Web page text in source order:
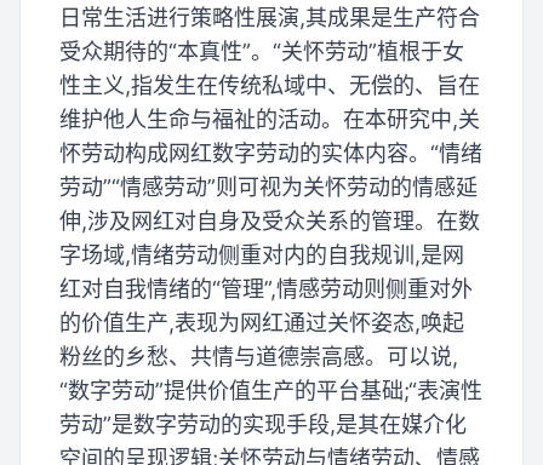
日常生活进行策略性展演,其成果是生产符合
受众期待的“本真性”。“关怀劳动”植根于女
性主义,指发生在传统私域中、无偿的、旨在
维护他人生命与福祉的活动。在本研究中,关
怀劳动构成网红数字劳动的实体内容。“情绪
劳动”“情感劳动”则可视为关怀劳动的情感延
伸,涉及网红对自身及受众关系的管理。在数
字场域,情绪劳动侧重对内的自我规训,是网
红对自我情绪的“管理”,情感劳动则侧重对外
的价值生产,表现为网红通过关怀姿态,唤起
粉丝的乡愁、共情与道德崇高感。可以说,
“数字劳动”提供价值生产的平台基础;“表演性
劳动”是数字劳动的实现手段,是其在媒介化
空间的呈现逻辑;关怀劳动与情绪劳动、情感